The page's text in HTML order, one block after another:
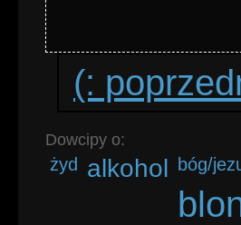
(:
Dowcipy o:
żyd alkohol bóg/